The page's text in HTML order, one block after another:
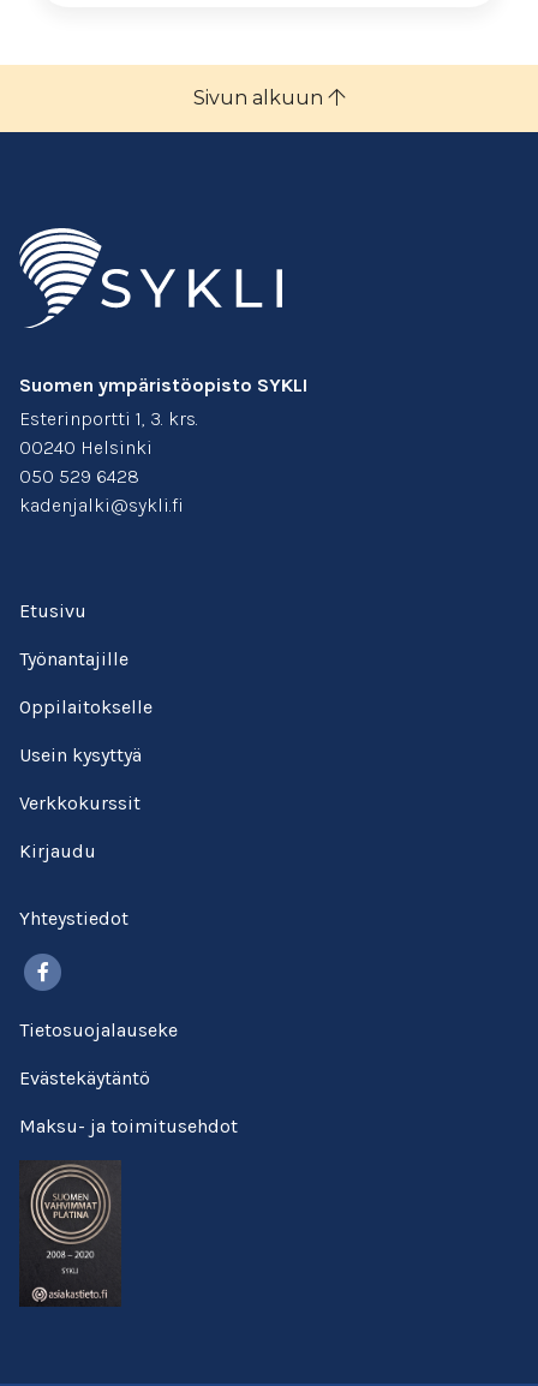
Sivun alkuun
Suomen ympäristöopisto SYKLI
Esterinportti 1, 3. krs.
00240 Helsinki
050 529 6428
kadenjalki@sykli.fi
Etusivu
Työnantajille
Oppilaitokselle
Usein kysyttyä
Verkkokurssit
Kirjaudu
Yhteystiedot
Tietosuojalauseke
Evästekäytäntö
Maksu- ja toimitusehdot